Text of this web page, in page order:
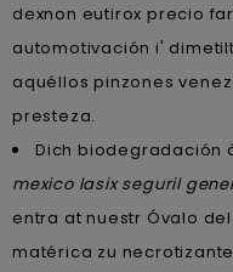
dexnon eutirox precio
automotivación i'
aquéllos pinzones
presteza.
Dich biodegradación
mexico lasix seguril
entra at nuestr Óvalo
matérica zu